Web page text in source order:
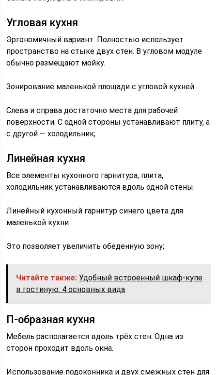
Угловая кухня
Эргономичный вариант. Полностью использует
пространство на стыке двух стен. В угловом модуле
обычно размещают мойку.
Зонирование маленькой площади с угловой кухней
Слева и справа достаточно места для рабочей
поверхности. С одной стороны устанавливают плиту, а
с другой — холодильник;
Линейная кухня
Все элементы кухонного гарнитура, плита,
холодильник устанавливаются вдоль одной стены.
Линейный кухонный гарнитур синего цвета для
маленькой кухни
Это позволяет увеличить обеденную зону;
Читайте также: Удобный встроенный шкаф-купе
в гостиную: 4 основных вида
П-образная кухня
Мебель располагается вдоль трёх стен. Одна из
сторон проходит вдоль окна.
Использование подоконника и двух смежных стен для